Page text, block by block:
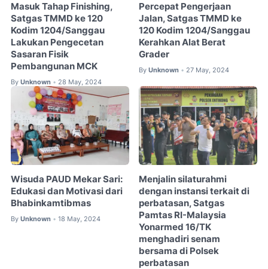
Masuk Tahap Finishing,
Satgas TMMD ke 120
Kodim 1204/Sanggau
Lakukan Pengecetan
Sasaran Fisik
Pembangunan MCK
By Unknown • 28 May, 2024
Percepat Pengerjaan
Jalan, Satgas TMMD ke
120 Kodim 1204/Sanggau
Kerahkan Alat Berat
Grader
By Unknown • 27 May, 2024
Wisuda PAUD Mekar Sari:
Edukasi dan Motivasi dari
Bhabinkamtibmas
By Unknown • 18 May, 2024
Menjalin silaturahmi
dengan instansi terkait di
perbatasan, Satgas
Pamtas RI-Malaysia
Yonarmed 16/TK
menghadiri senam
bersama di Polsek
perbatasan